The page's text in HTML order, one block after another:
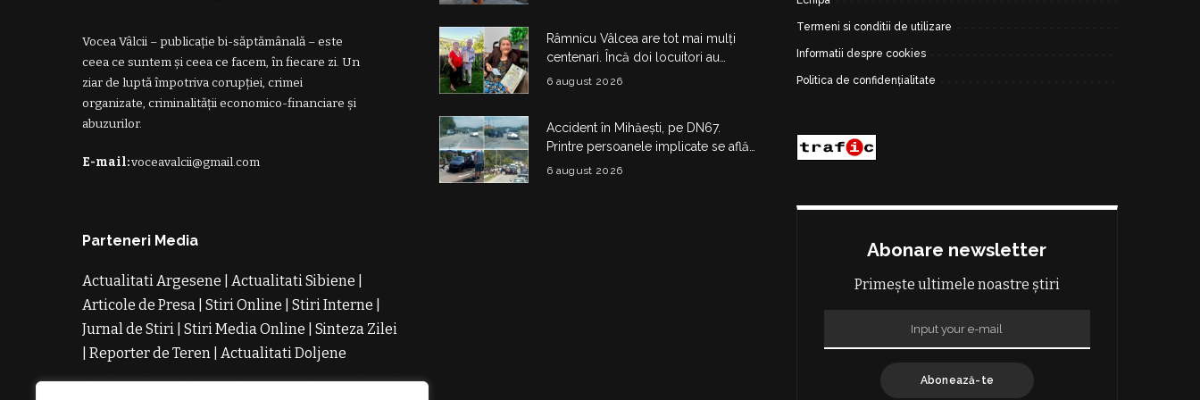
Vocea Vâlcii – publicație bi-săptămânală – este
ceea ce suntem și ceea ce facem, în fiecare zi. Un
ziar de luptă împotriva corupției, crimei
organizate, criminalității economico-financiare și
abuzurilor.
E-mail:voceavalcii@gmail.com
Parteneri Media
Actualitati Argesene Actualitati Sibiene
Articole de Presa
Stiri Online Stiri Interne
Jurnal de Stiri
Stiri Media Online
Sinteza Zilei
Reporter de Teren Actualitati Doljene
NoiRochii de RevelionRochii de BanchetRochii
Râmnicu Vâlcea are tot mai mulți
centenari. Încă doi locuitori au
împlinit 100 de ani în doar câteva zile
6 august 2026
Accident în Mihăești, pe DN67.
Printre persoanele implicate se află
și doi copii
6 august 2026
Termeni si conditii de utilizare
Informatii despre cookies
Politica de confidențialitate
Abonare newsletter
Primește ultimele noastre știri
Abonează-te